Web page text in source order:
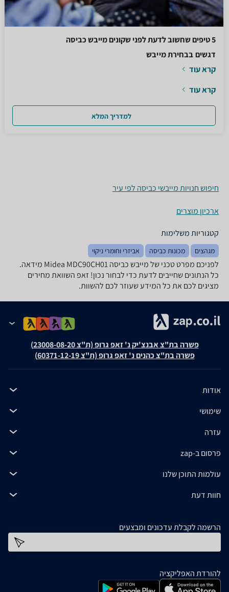
5 טיפים שחשוב לדעת לפני שקונים מייבש כביסה
דגשים בבחירת מייבש
קרא עוד
קרא עוד
למדריך המלא
חיפוש חנויות מייבשי כביסה לפי עיר
ארכיון מוצרים
קטגוריות משלימות
מגהצים מכונות כביסה אביזרי וחומרי ניקוי
לפניכם מפרט טכני של מייבש כביסה Midea MDC90CH01 מידאה.
כל הנתונים שחייבים לדעת כדי לבחור נכון! זאפ השוואת מחירים
מציגים לכם את כל המידע שעוזר לכם להשוות.
פשרה בת"צ אבנצ'יק נ' זאפ גרופ (ת"צ 23008-08-20)
פשרה בת"צ כהנים נ' זאפ גרופ (ת"צ 60371-12-19)
אודות
שימושי
עזרה
פרסום ב-zap
עולמות התוכן שלנו
חוות דעת
הרשמה לקבלת עדכונים ומבצעים
להורדת האפליקציה